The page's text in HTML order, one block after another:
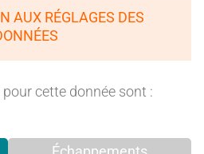
AUX RÉGLAGES DES
cette donnée sont :